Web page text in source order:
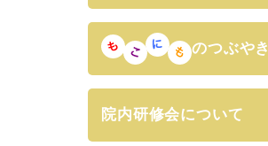
のつぶやき
院内研修会について